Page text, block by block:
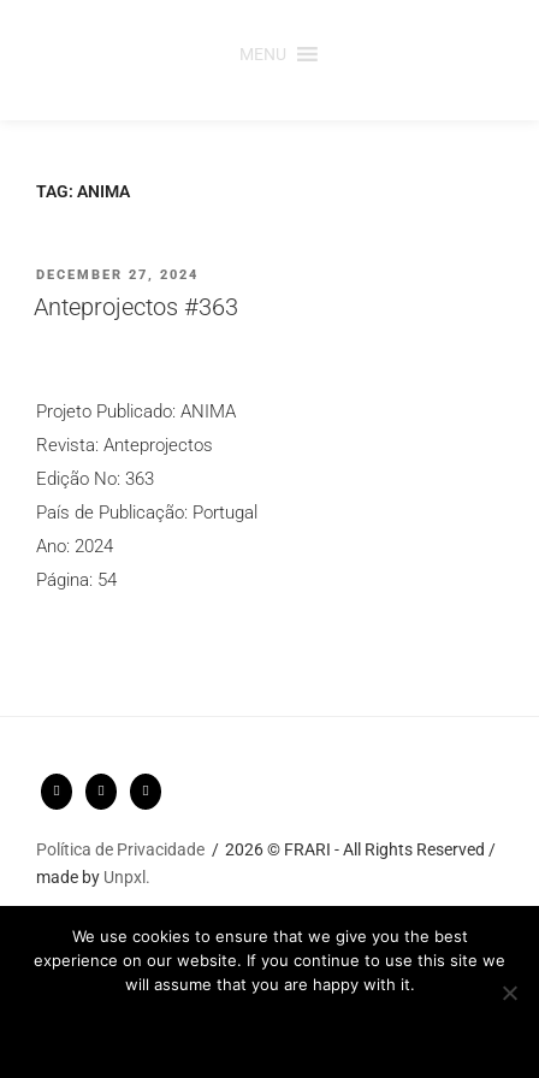
MENU
TAG: ANIMA
PUBLICADO
EM
DECEMBER 27, 2024
Anteprojectos #363
Projeto Publicado: ANIMA
Revista: Anteprojectos
Edição No: 363
País de Publicação: Portugal
Ano: 2024
Página: 54
Política de Privacidade
2026 © FRARI - All Rights Reserved /
made by Unpxl.
We use cookies to ensure that we give you the best
experience on our website. If you continue to use this site we
will assume that you are happy with it.